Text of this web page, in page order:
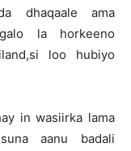
dhaqaale ama
la horkeeno
loo hubiyo
in wasiirka lama
aanu badali